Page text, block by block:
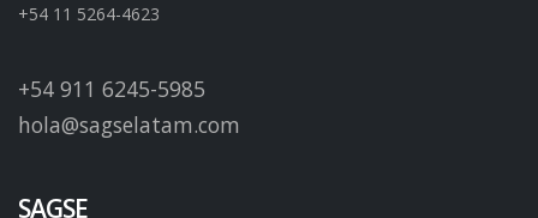
+54 11 5264-4623
+54 911 6245-5985
hola@sagselatam.com
SAGSE